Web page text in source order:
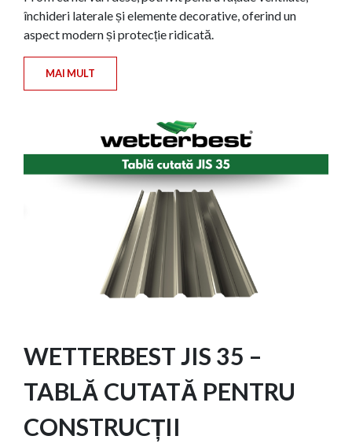
închideri laterale și elemente decorative, oferind un
aspect modern și protecție ridicată.
MAI MULT
WETTERBEST JIS 35 –
TABLĂ CUTATĂ PENTRU
CONSTRUCȚII